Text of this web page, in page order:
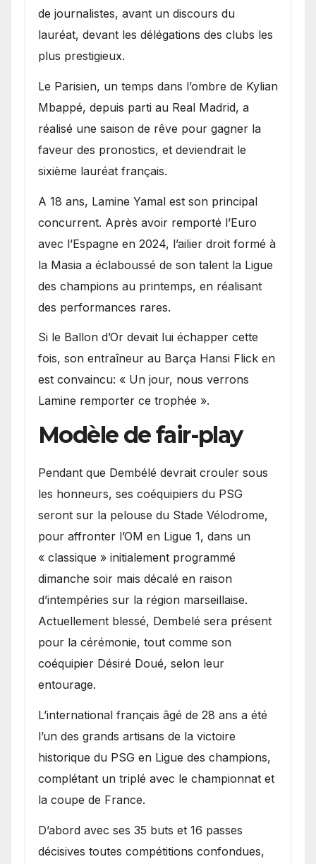
de journalistes, avant un discours du
lauréat, devant les délégations des clubs les
plus prestigieux.
Le Parisien, un temps dans l’ombre de Kylian
Mbappé, depuis parti au Real Madrid, a
réalisé une saison de rêve pour gagner la
faveur des pronostics, et deviendrait le
sixième lauréat français.
A 18 ans, Lamine Yamal est son principal
concurrent. Après avoir remporté l’Euro
avec l’Espagne en 2024, l’ailier droit formé à
la Masia a éclaboussé de son talent la Ligue
des champions au printemps, en réalisant
des performances rares.
Si le Ballon d’Or devait lui échapper cette
fois, son entraîneur au Barça Hansi Flick en
est convaincu: « Un jour, nous verrons
Lamine remporter ce trophée ».
Modèle de fair-play
Pendant que Dembélé devrait crouler sous
les honneurs, ses coéquipiers du PSG
seront sur la pelouse du Stade Vélodrome,
pour affronter l’OM en Ligue 1, dans un
« classique » initialement programmé
dimanche soir mais décalé en raison
d’intempéries sur la région marseillaise.
Actuellement blessé, Dembelé sera présent
pour la cérémonie, tout comme son
coéquipier Désiré Doué, selon leur
entourage.
L’international français âgé de 28 ans a été
l’un des grands artisans de la victoire
historique du PSG en Ligue des champions,
complétant un triplé avec le championnat et
la coupe de France.
D’abord avec ses 35 buts et 16 passes
décisives toutes compétitions confondues,